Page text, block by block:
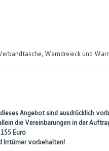
Warndreieck und
Angebot sind ausdrücklich
die Vereinbarungen in der
Euro
Irrtümer vorbehalten!